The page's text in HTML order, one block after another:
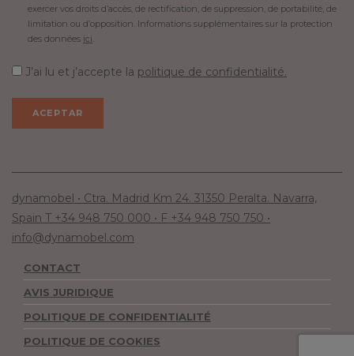
exercer vos droits d’accès, de rectification, de suppression, de portabilité, de
limitation ou d’opposition. Informations supplémentaires sur la protection
des données ici
J’ai lu et j’accepte la politique de confidentialité.
dynamobel • Ctra. Madrid Km 24. 31350 Peralta. Navarra,
Spain T +34 948 750 000 • F +34 948 750 750 •
info@dynamobel.com
CONTACT
AVIS JURIDIQUE
POLITIQUE DE CONFIDENTIALITÉ
POLITIQUE DE COOKIES